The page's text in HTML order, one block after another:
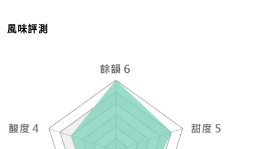
風味評測